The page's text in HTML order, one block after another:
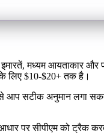
मध्यम आयताकार और
लिए $10-$20+ तक है।
से आप सटीक अनुमान लगा
पर सीपीएम को ट्रैक